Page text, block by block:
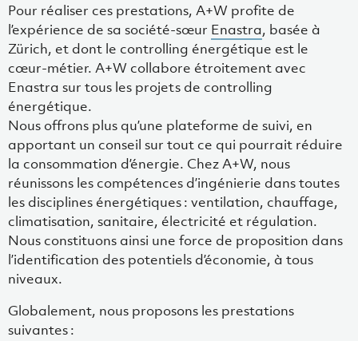
Pour réaliser ces prestations, A+W profite de
l’expérience de sa société-sœur Enastra, basée à
Zürich, et dont le controlling énergétique est le
cœur-métier. A+W collabore étroitement avec
Enastra sur tous les projets de controlling
énergétique.
Nous offrons plus qu’une plateforme de suivi, en
apportant un conseil sur tout ce qui pourrait réduire
la consommation d’énergie. Chez A+W, nous
réunissons les compétences d’ingénierie dans toutes
les disciplines énergétiques : ventilation, chauffage,
climatisation, sanitaire, électricité et régulation.
Nous constituons ainsi une force de proposition dans
l’identification des potentiels d’économie, à tous
niveaux.
Globalement, nous proposons les prestations
suivantes :